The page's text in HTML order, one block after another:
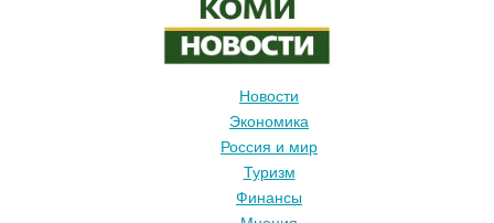
Новости
Экономика
Россия и мир
Туризм
Финансы